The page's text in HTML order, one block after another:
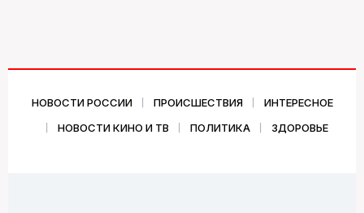
НОВОСТИ РОССИИ ПРОИСШЕСТВИЯ
ИНТЕРЕСНОЕ
НОВОСТИ КИНО И ТВ
ПОЛИТИКА ЗДОРОВЬЕ